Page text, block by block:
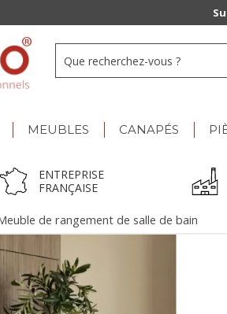
MEUBLES CANAPÉS
ENTREPRISE
FRANÇAISE
de rangement de salle de bain